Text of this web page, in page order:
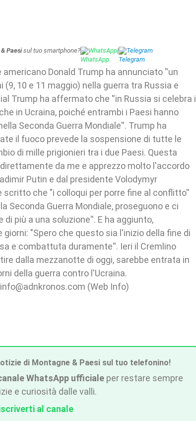
Paesisul tuo smartphone? WhatsApp| Telegram
Donald Trump ha annunciato ''un
10 e 11 maggio) nella guerra tra Russia e
Trump ha affermato che ''in Russia si celebra il
in Ucraina, poiché entrambi i Paesi hanno
Seconda Guerra Mondiale''. Trump ha
il fuoco prevede la sospensione di tutte le
di mille prigionieri tra i due Paesi. Questa
da me e apprezzo molto l'accordo
Putin e dal presidente Volodymyr
scritto che "i colloqui per porre fine al conflitto''
Seconda Guerra Mondiale, proseguono e ci
più a una soluzione''. E ha aggiunto,
"Spero che questo sia l'inizio della fine di
e combattuta duramente''. Ieri il Cremlino
dalla mezzanotte di oggi, sarebbe entrata in
della guerra contro l'Ucraina.
(Web Info)
di Montagne & Paesi sul tuo telefonino!
WhatsApp ufficiale per restare sempre
e curiosità dalle valli.
al canale